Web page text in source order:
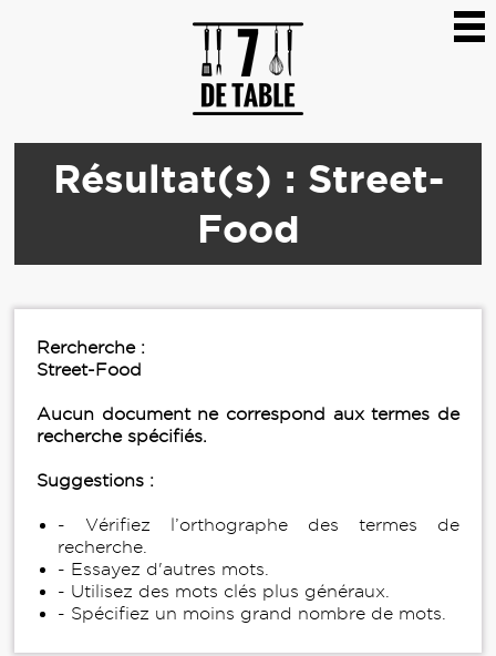
Résultat(s) : Street-
Food
Rercherche :
Street-Food
Aucun document ne correspond aux termes de
recherche spécifiés.
Suggestions :
- Vérifiez l’orthographe des termes de
recherche.
- Essayez d'autres mots.
- Utilisez des mots clés plus généraux.
- Spécifiez un moins grand nombre de mots.